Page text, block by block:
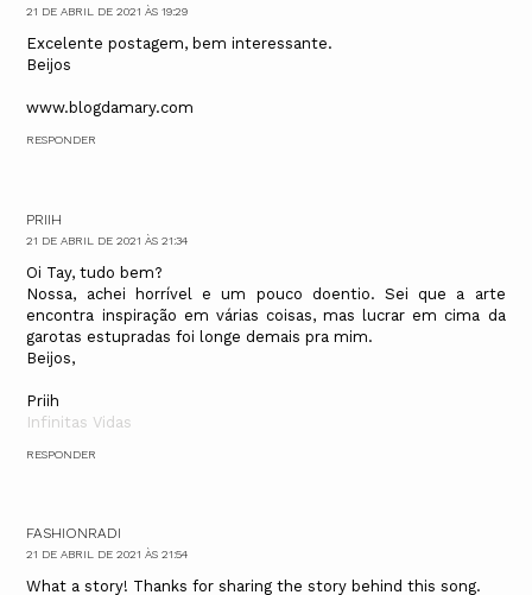
21 DE ABRIL DE 2021 ÀS 19:29
Excelente postagem, bem interessante.
Beijos
www.blogdamary.com
RESPONDER
PRIIH
21 DE ABRIL DE 2021 ÀS 21:34
Oi Tay, tudo bem?
Nossa, achei horrível e um pouco doentio. Sei que a arte
encontra inspiração em várias coisas, mas lucrar em cima da
garotas estupradas foi longe demais pra mim.
Beijos,
Priih
Infinitas Vidas
RESPONDER
FASHIONRADI
21 DE ABRIL DE 2021 ÀS 21:54
What a story! Thanks for sharing the story behind this song.